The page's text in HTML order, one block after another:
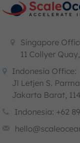
Singapore
11 Collyer
Indonesia Office:
Jl Letjen S.
Jakarta Barat,
Indonesia: +62